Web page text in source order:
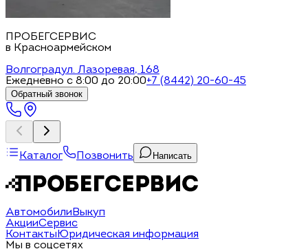
ПРОБЕГСЕРВИС
в Красноармейском
Волгоградул. Лазоревая, 168
Ежедневно с 8:00 до 20:00+7 (8442) 20-60-45
Обратный звонок
Каталог Позвонить Написать
Автомобили Выкуп
АкцииСервис
Контакты Юридическая информация
Мы в соцсетях